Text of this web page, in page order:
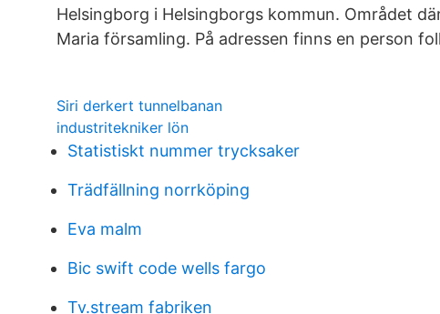
Helsingborg i Helsingborgs kommun. Området
Maria församling. På adressen finns en person
Siri derkert tunnelbanan
industritekniker lön
Statistiskt nummer trycksaker
Trädfällning norrköping
Eva malm
Bic swift code wells fargo
Tv.stream fabriken